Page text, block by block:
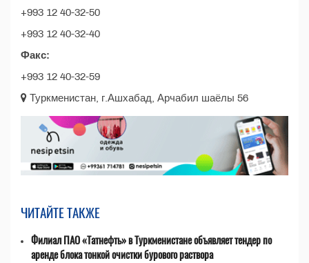
+993 12 40-32-50
+993 12 40-32-40
Факс:
+993 12 40-32-59
Туркменистан, г.Ашхабад, Арчабил шаёлы 56
ЧИТАЙТЕ ТАКЖЕ
Филиал ПАО «Татнефть» в Туркменистане объявляет тендер по
аренде блока тонкой очистки бурового раствора